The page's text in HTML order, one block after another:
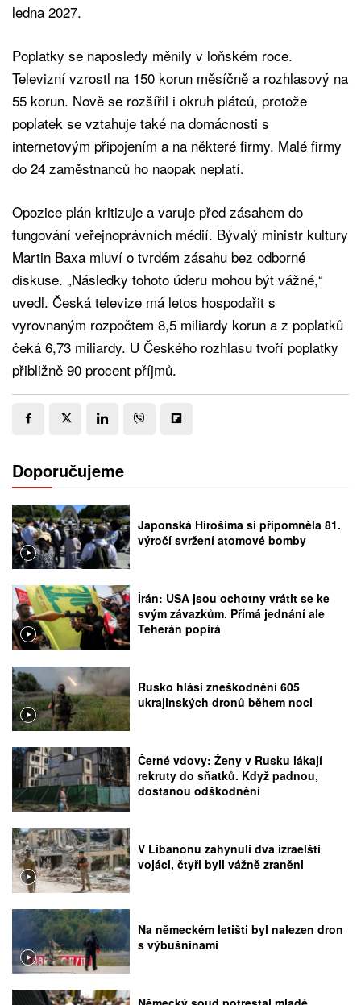
ledna 2027.
Poplatky se naposledy měnily v loňském roce.
Televizní vzrostl na 150 korun měsíčně a rozhlasový na
55 korun. Nově se rozšířil i okruh plátců, protože
poplatek se vztahuje také na domácnosti s
internetovým připojením a na některé firmy. Malé firmy
do 24 zaměstnanců ho naopak neplatí.
Opozice plán kritizuje a varuje před zásahem do
fungování veřejnoprávních médií. Bývalý ministr kultury
Martin Baxa mluví o tvrdém zásahu bez odborné
diskuse. „Následky tohoto úderu mohou být vážné,“
uvedl. Česká televize má letos hospodařit s
vyrovnaným rozpočtem 8,5 miliardy korun a z poplatků
čeká 6,73 miliardy. U Českého rozhlasu tvoří poplatky
přibližně 90 procent příjmů.
Doporučujeme
Japonská Hirošima si připomněla 81.
výročí svržení atomové bomby
Írán: USA jsou ochotny vrátit se ke
svým závazkům. Přímá jednání ale
Teherán popírá
Rusko hlásí zneškodnění 605
ukrajinských dronů během noci
Černé vdovy: Ženy v Rusku lákají
rekruty do sňatků. Když padnou,
dostanou odškodnění
V Libanonu zahynuli dva izraelští
vojáci, čtyři byli vážně zraněni
Na německém letišti byl nalezen dron
s výbušninami